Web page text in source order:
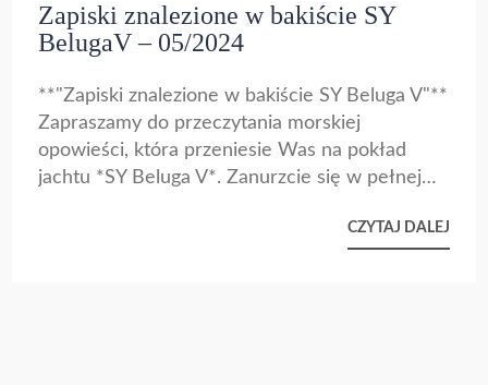
Zapiski znalezione w bakiście SY
BelugaV – 05/2024
**"Zapiski znalezione w bakiście SY Beluga V"**
Zapraszamy do przeczytania morskiej
opowieści, która przeniesie Was na pokład
jachtu *SY Beluga V*. Zanurzcie się w pełnej
CZYTAJ DALEJ